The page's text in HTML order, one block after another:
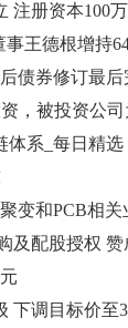
注册资本100
王德根增持
债券修订最后
，被投资公
体系_每日精选
变和PCB相关
及配股授权 赞
下调目标价至